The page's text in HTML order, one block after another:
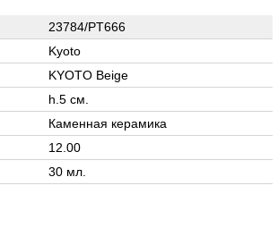
23784/PT666
Kyoto
KYOTO Beige
h.5 см.
Каменная керамика
12.00
30 мл.